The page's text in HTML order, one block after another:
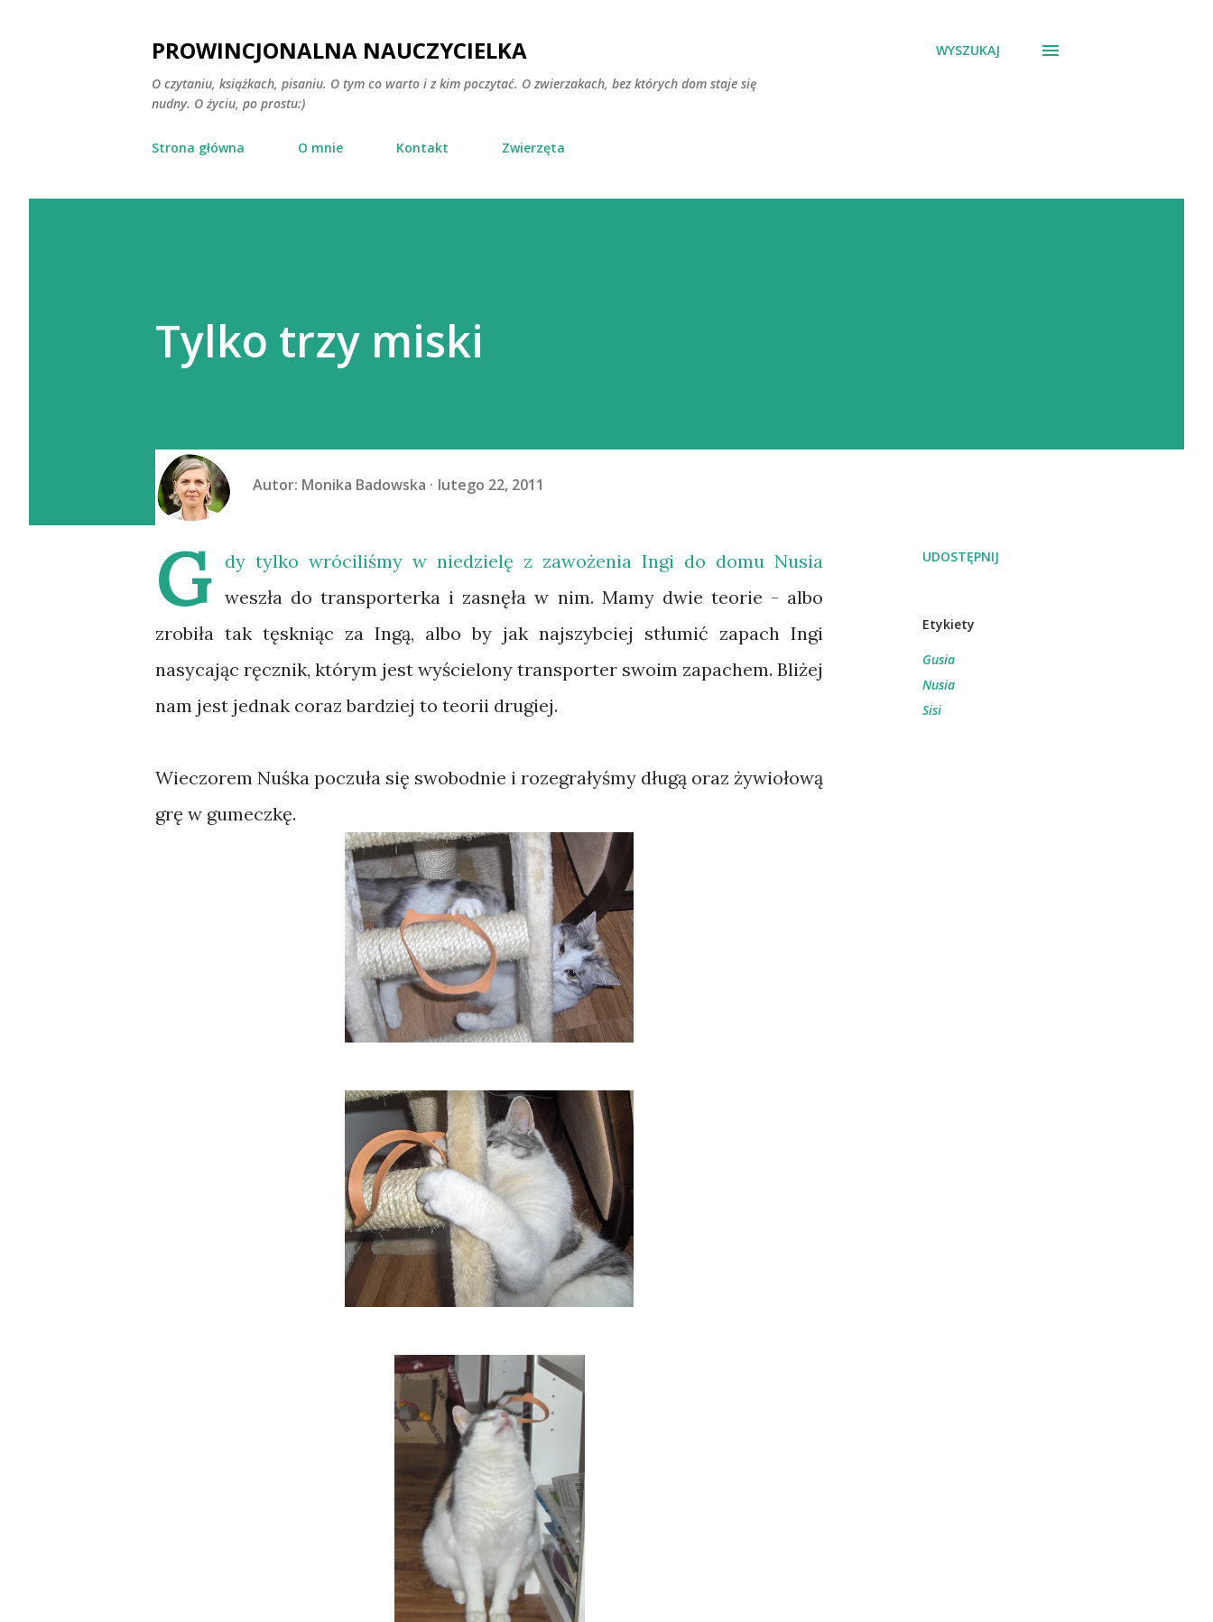
PROWINCJONALNA NAUCZYCIELKA
O czytaniu, książkach, pisaniu. O tym co warto i z kim poczytać. O zwierzakach, bez których dom staje się
nudny. O życiu, po prostu:)
WYSZUKAJ
Strona główna O mnie Kontakt Zwierzęta
Tylko trzy miski
Autor: Monika Badowska lutego 22, 2011
G
dy tylko wróciliśmy w niedzielę z zawożenia Ingi do domu Nusia
weszła do transporterka i zasnęła w nim. Mamy dwie teorie - albo
zrobiła tak tęskniąc za Ingą, albo by jak najszybciej stłumić zapach Ingi
nasycając ręcznik, którym jest wyścielony transporter swoim zapachem. Bliżej
nam jest jednak coraz bardziej to teorii drugiej.
Wieczorem Nuśka poczuła się swobodnie i rozegrałyśmy długą oraz żywiołową
grę w gumeczkę.
UDOSTĘPNIJ
Etykiety
Gusia
Nusia
Sisi